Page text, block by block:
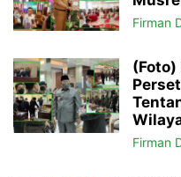
Firman
(Foto)
Firman